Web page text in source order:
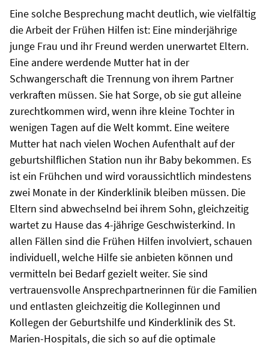
Eine solche Besprechung macht deutlich, wie vielfältig
die Arbeit der Frühen Hilfen ist: Eine minderjährige
junge Frau und ihr Freund werden unerwartet Eltern.
Eine andere werdende Mutter hat in der
Schwangerschaft die Trennung von ihrem Partner
verkraften müssen. Sie hat Sorge, ob sie gut alleine
zurechtkommen wird, wenn ihre kleine Tochter in
wenigen Tagen auf die Welt kommt. Eine weitere
Mutter hat nach vielen Wochen Aufenthalt auf der
geburtshilflichen Station nun ihr Baby bekommen. Es
ist ein Frühchen und wird voraussichtlich mindestens
zwei Monate in der Kinderklinik bleiben müssen. Die
Eltern sind abwechselnd bei ihrem Sohn, gleichzeitig
wartet zu Hause das 4-jährige Geschwisterkind. In
allen Fällen sind die Frühen Hilfen involviert, schauen
individuell, welche Hilfe sie anbieten können und
vermitteln bei Bedarf gezielt weiter. Sie sind
vertrauensvolle Ansprechpartnerinnen für die Familien
und entlasten gleichzeitig die Kolleginnen und
Kollegen der Geburtshilfe und Kinderklinik des St.
Marien-Hospitals, die sich so auf die optimale